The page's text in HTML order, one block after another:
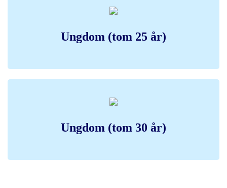
Ungdom (tom 25 år)
Ungdom (tom 30 år)